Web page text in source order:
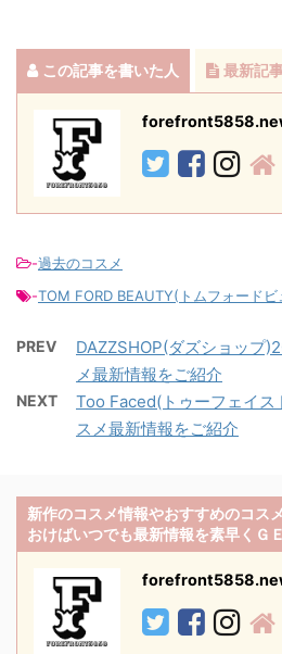
この記事を書いた人 最新記
-過去のコスメ
-TOM FORD BEAUTY(トムフォードビ
PREV
DAZZSHOP(ダズショップ
メ最新情報をご紹介
NEXT
Too Faced(トゥーフェイス
スメ最新情報をご紹介
新作のコスメ情報やおすすめのコス
おけばいつでも最新情報を素早く